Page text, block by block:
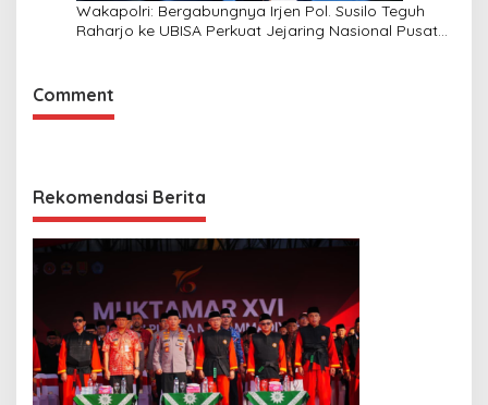
Wakapolri: Bergabungnya Irjen Pol. Susilo Teguh
Raharjo ke UBISA Perkuat Jejaring Nasional Pusat
Comment
Rekomendasi Berita